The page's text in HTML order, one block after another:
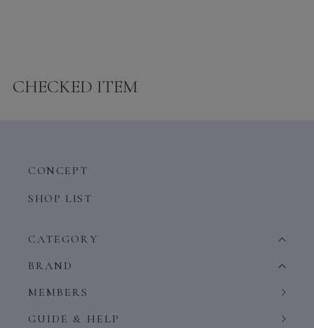
CHECKED ITEM
CONCEPT
SHOP LIST
CATEGORY
BRAND
MEMBERS
GUIDE & HELP